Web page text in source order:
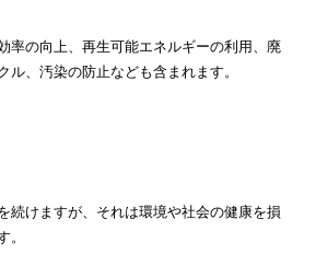
率の向上、再生可能エネルギーの利用、廃
ル、汚染の防止なども含まれます。
続けますが、それは環境や社会の健康を損
。